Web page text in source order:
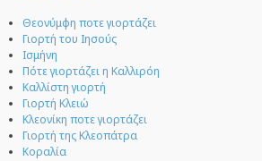
Θεονύμφη ποτε γιορτάζει
Γιορτή του Ιησούς
Ισμήνη
Πότε γιορτάζει η Καλλιρόη
Καλλίστη γιορτή
Γιορτή Κλειώ
Κλεονίκη ποτε γιορτάζει
Γιορτή της Κλεοπάτρα
Κοραλία